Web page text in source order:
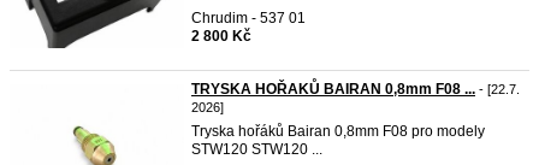
Chrudim - 537 01
2 800 Kč
TRYSKA HOŘAKŮ BAIRAN 0,8mm F08 ... - [22.7.
2026]
Tryska hořáků Bairan 0,8mm F08 pro modely
STW120 STW120 ...